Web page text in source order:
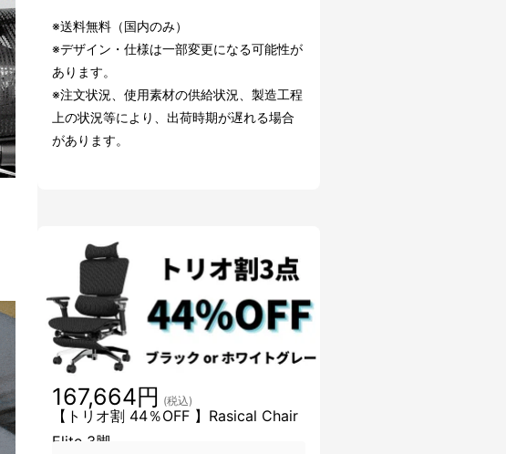
※送料無料（国内のみ）
※デザイン・仕様は一部変更になる可能性が
あります。
※注文状況、使用素材の供給状況、製造工程
上の状況等により、出荷時期が遅れる場合
があります。
【トリオ割 44％OFF 】Rasical Chair
Elite 3脚
167,664円 (税込)